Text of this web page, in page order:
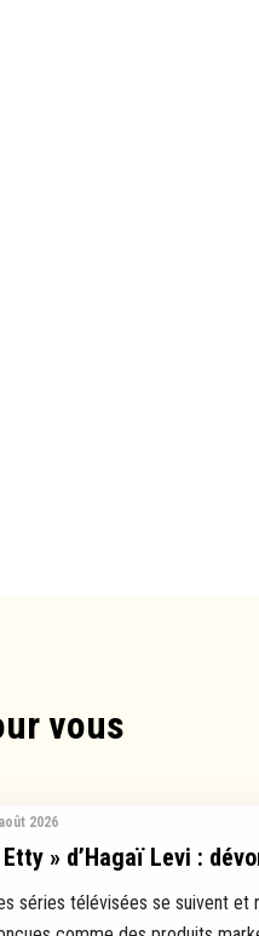
vous​
2026
» d’Hagaï Levi :
séries télévisées se suivent et